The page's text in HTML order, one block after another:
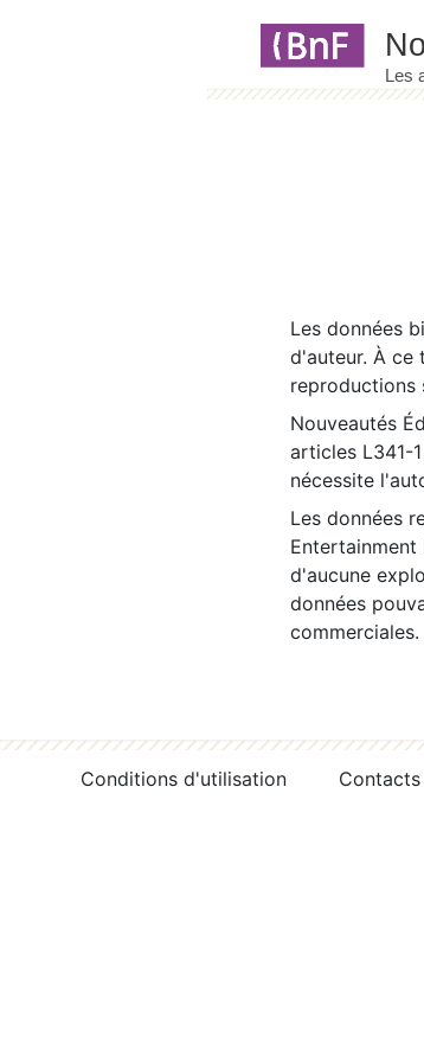
Les données
d'auteur. À ce
reproductions
Nouveautés
articles L341-
nécessite
Les données
Entertainment
d'aucune
données
commerciales.
Conditions d'utilisation Contacts